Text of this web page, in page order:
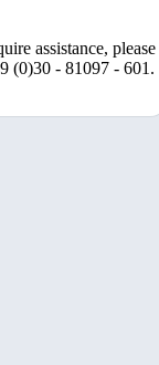
assistance, please
(0)30 - 81097 - 601.